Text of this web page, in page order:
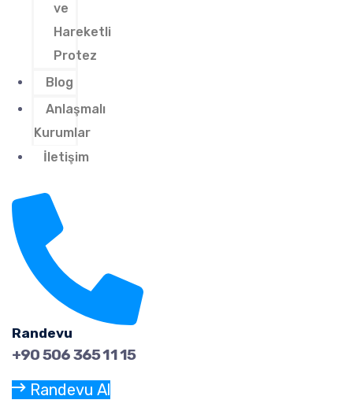
ve
Hareketli
Protez
Blog
Anlaşmalı
Kurumlar
İletişim
Randevu
+90 506 365 11 15
Randevu Al